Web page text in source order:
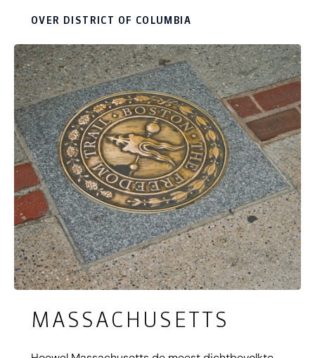
unieke historie. Naast iconische monumenten als
het Capitool en het Witte Huis heeft D.C.
bruisende wijken die je niet over mág slaan. In
hippe buurten zoals Georgetown en Old Town
Alexandria heerst een relaxte sfeer.
OVER DISTRICT OF COLUMBIA
MASSACHUSETTS